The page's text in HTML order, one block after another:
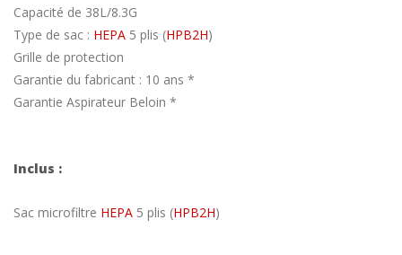
Capacité de 38L/8.3G
Type de sac : HEPA 5 plis (HPB2H)
Grille de protection
Garantie du fabricant : 10 ans *
Garantie Aspirateur Beloin *
Inclus :
Sac microfiltre HEPA 5 plis (HPB2H)